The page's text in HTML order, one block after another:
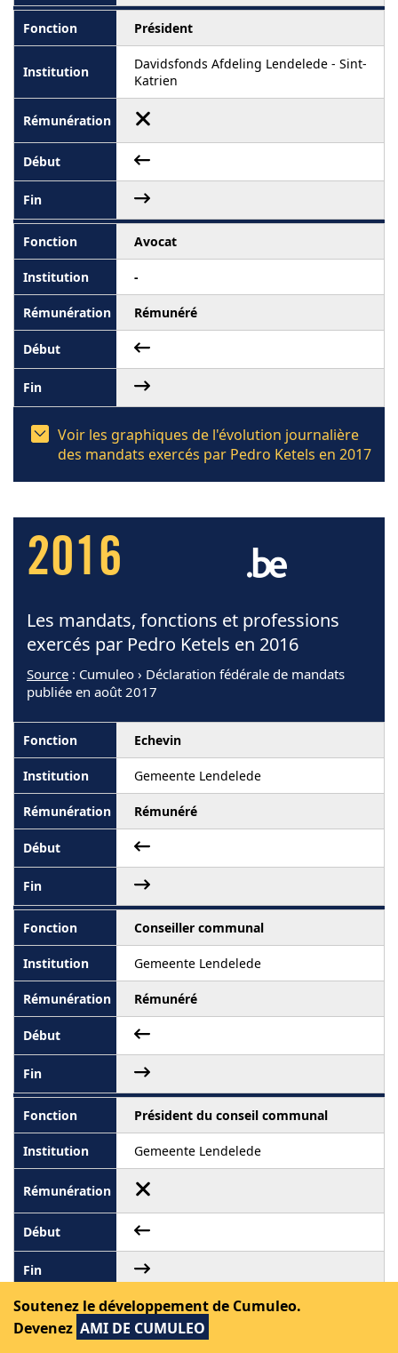
Président
Davidsfonds Afdeling Lendelede - Sint-
Katrien
Avocat
-
Rémunéré
Voir les graphiques de l'évolution journalière
des mandats exercés par Pedro Ketels en 2017
2016
Les mandats, fonctions et professions
exercés par Pedro Ketels en 2016
Source : Cumuleo › Déclaration fédérale de mandats
publiée en août 2017
Echevin
Gemeente Lendelede
Rémunéré
Conseiller communal
Gemeente Lendelede
Rémunéré
Président du conseil communal
Gemeente Lendelede
Administrateur
Soutenez le développement de Cumuleo.
Devenez AMI DE CUMULEO